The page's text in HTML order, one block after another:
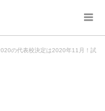
の代表校決定は2020年11月！試